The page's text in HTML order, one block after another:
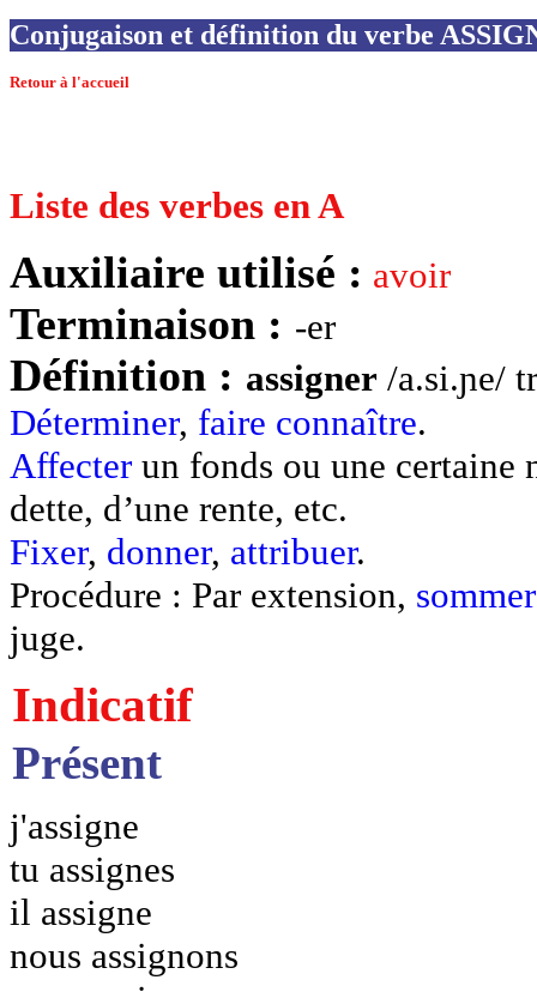
Conjugaison et définition du verbe
Retour à l'accueil
Liste des verbes en A
Auxiliaire utilisé : avoir
Terminaison : -er
Définition : assigner /a.si.ɲe/
Déterminer, faire connaître.
Affecter un fonds ou une certaine
dette, d’une rente, etc.
Fixer, donner, attribuer.
Procédure : Par extension, sommer
juge.
Indicatif
Présent
j'assigne
tu assignes
il assigne
nous assignons